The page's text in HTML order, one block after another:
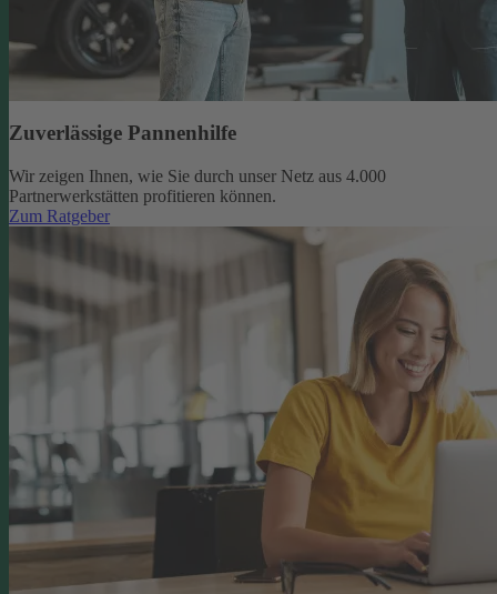
Zuverlässige Pannenhilfe
Wir zeigen Ihnen, wie Sie durch unser Netz aus 4.000
Partnerwerkstätten profitieren können.
Zum Ratgeber